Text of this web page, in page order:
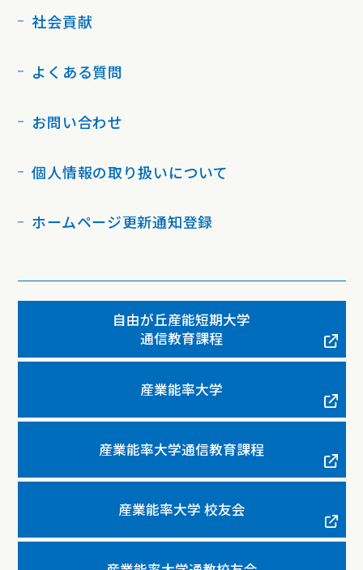
社会貢献
よくある質問
お問い合わせ
個人情報の取り扱いについて
ホームページ更新通知登録
自由が丘産能短期大学
通信教育課程
産業能率大学
産業能率大学通信教育課程
産業能率大学 校友会